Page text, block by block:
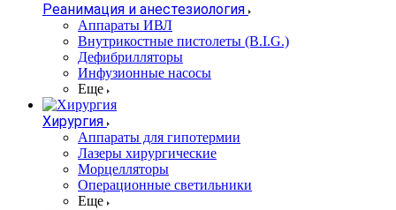
Реанимация и анестезиология
Аппараты ИВЛ
Внутрикостные пистолеты (B.I.G.)
Дефибрилляторы
Инфузионные насосы
Еще
Хирургия
Аппараты для гипотермии
Лазеры хирургические
Морцелляторы
Операционные светильники
Еще